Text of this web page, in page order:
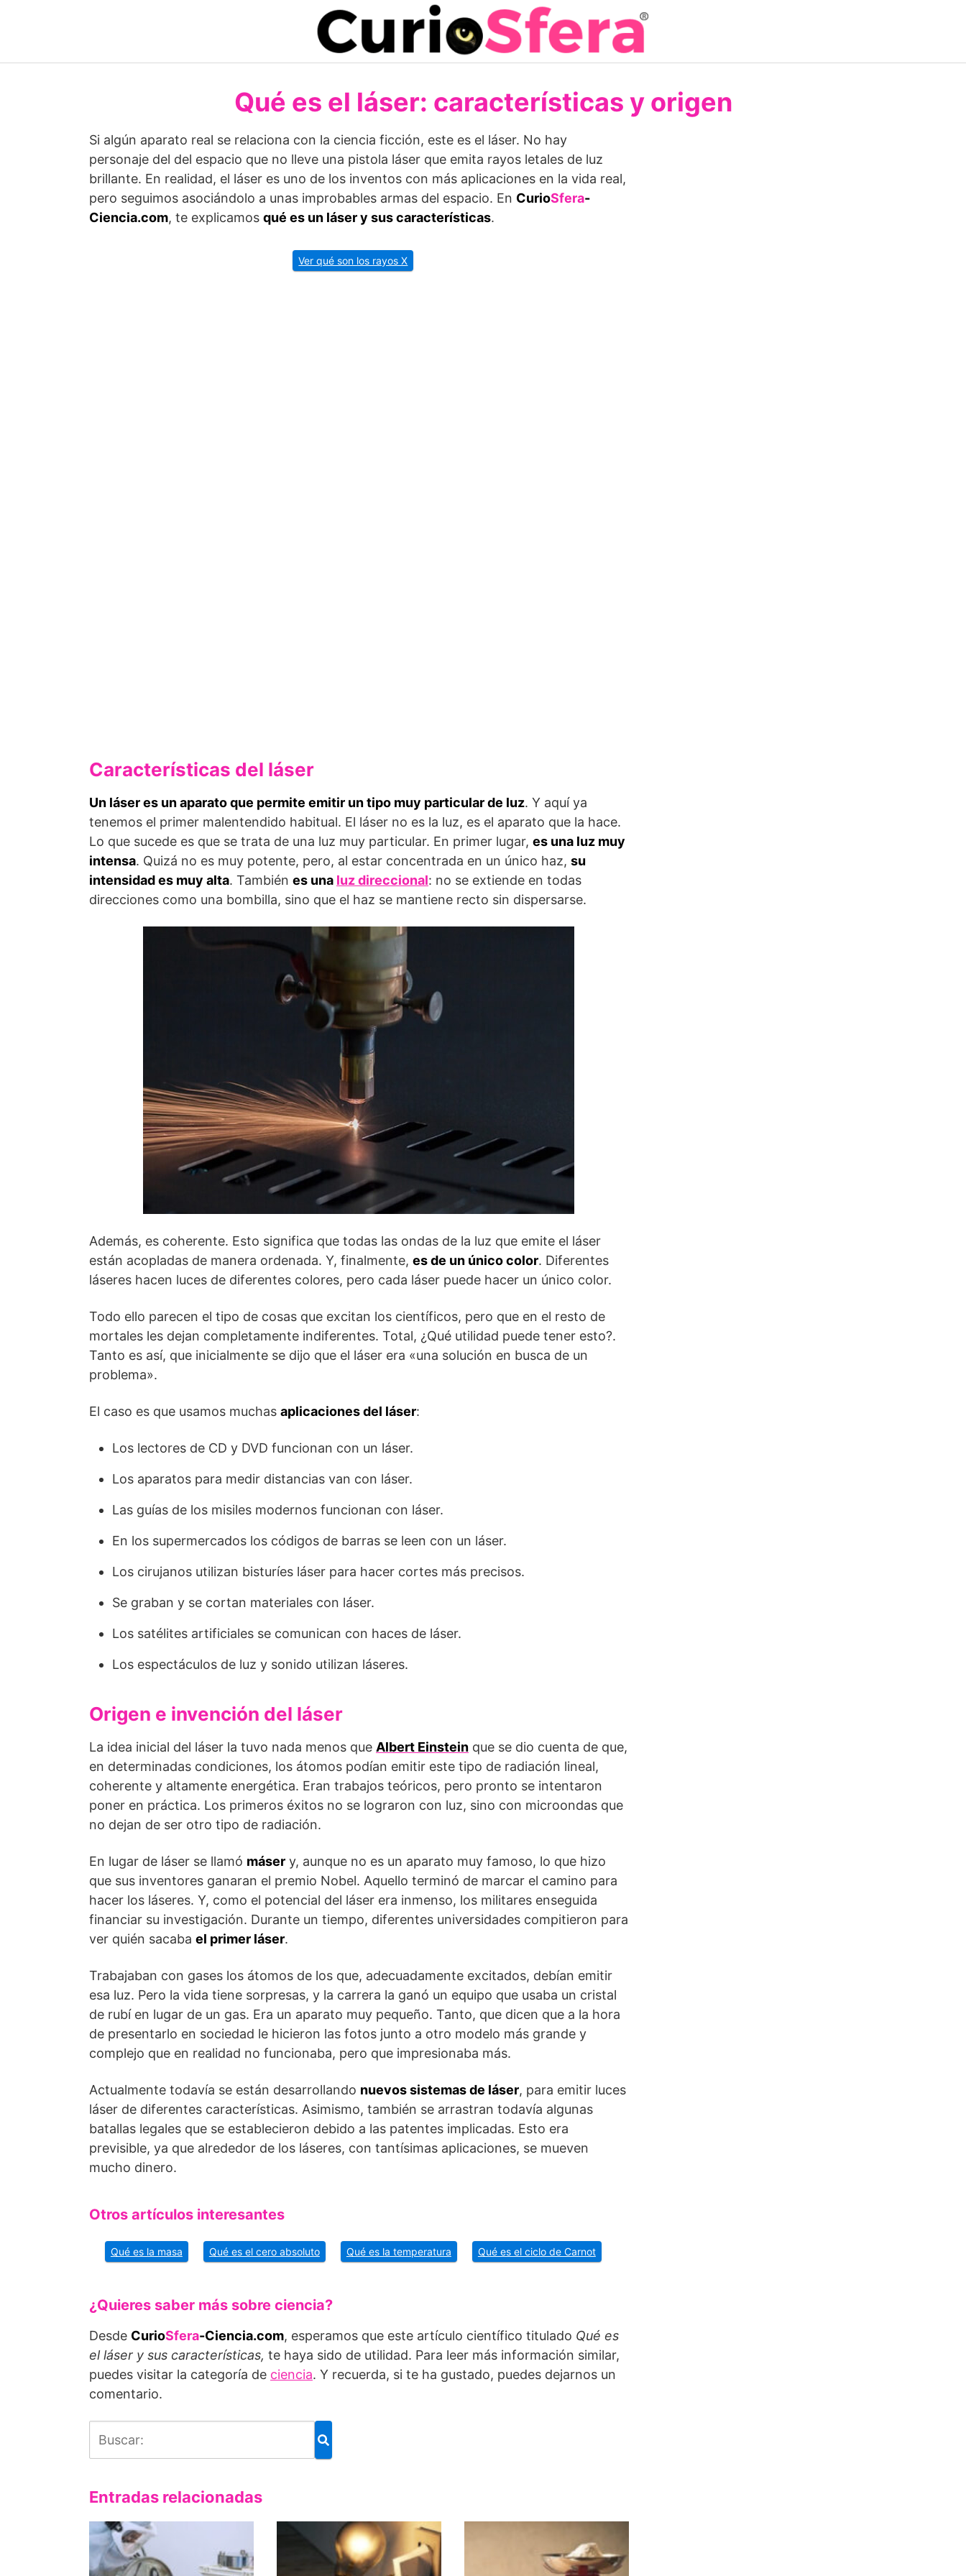
Qué es el láser: características y origen
Si algún aparato real se relaciona con la ciencia ficción, este es el láser. No hay
personaje del del espacio que no lleve una pistola láser que emita rayos letales de luz
brillante. En realidad, el láser es uno de los inventos con más aplicaciones en la vida real,
pero seguimos asociándolo a unas improbables armas del espacio. En CurioSfera-
Ciencia.com, te explicamos qué es un láser y sus características.
Ver qué son los rayos X
Características del láser
Un láser es un aparato que permite emitir un tipo muy particular de luz. Y aquí ya
tenemos el primer malentendido habitual. El láser no es la luz, es el aparato que la hace.
Lo que sucede es que se trata de una luz muy particular. En primer lugar, es una luz muy
intensa. Quizá no es muy potente, pero, al estar concentrada en un único haz, su
intensidad es muy alta. También es una luz direccional: no se extiende en todas
direcciones como una bombilla, sino que el haz se mantiene recto sin dispersarse.
Además, es coherente. Esto significa que todas las ondas de la luz que emite el láser
están acopladas de manera ordenada. Y, finalmente, es de un único color. Diferentes
láseres hacen luces de diferentes colores, pero cada láser puede hacer un único color.
Todo ello parecen el tipo de cosas que excitan los científicos, pero que en el resto de
mortales les dejan completamente indiferentes. Total, ¿Qué utilidad puede tener esto?.
Tanto es así, que inicialmente se dijo que el láser era «una solución en busca de un
problema».
El caso es que usamos muchas aplicaciones del láser:
Los lectores de CD y DVD funcionan con un láser.
Los aparatos para medir distancias van con láser.
Las guías de los misiles modernos funcionan con láser.
En los supermercados los códigos de barras se leen con un láser.
Los cirujanos utilizan bisturíes láser para hacer cortes más precisos.
Se graban y se cortan materiales con láser.
Los satélites artificiales se comunican con haces de láser.
Los espectáculos de luz y sonido utilizan láseres.
Origen e invención del láser
La idea inicial del láser la tuvo nada menos que Albert Einstein que se dio cuenta de que,
en determinadas condiciones, los átomos podían emitir este tipo de radiación lineal,
coherente y altamente energética. Eran trabajos teóricos, pero pronto se intentaron
poner en práctica. Los primeros éxitos no se lograron con luz, sino con microondas que
no dejan de ser otro tipo de radiación.
En lugar de láser se llamó máser y, aunque no es un aparato muy famoso, lo que hizo
que sus inventores ganaran el premio Nobel. Aquello terminó de marcar el camino para
hacer los láseres. Y, como el potencial del láser era inmenso, los militares enseguida
financiar su investigación. Durante un tiempo, diferentes universidades compitieron para
ver quién sacaba el primer láser.
Trabajaban con gases los átomos de los que, adecuadamente excitados, debían emitir
esa luz. Pero la vida tiene sorpresas, y la carrera la ganó un equipo que usaba un cristal
de rubí en lugar de un gas. Era un aparato muy pequeño. Tanto, que dicen que a la hora
de presentarlo en sociedad le hicieron las fotos junto a otro modelo más grande y
complejo que en realidad no funcionaba, pero que impresionaba más.
Actualmente todavía se están desarrollando nuevos sistemas de láser, para emitir luces
láser de diferentes características. Asimismo, también se arrastran todavía algunas
batallas legales que se establecieron debido a las patentes implicadas. Esto era
previsible, ya que alrededor de los láseres, con tantísimas aplicaciones, se mueven
mucho dinero.
Otros artículos interesantes
Qué es la masa Qué es el cero absoluto Qué es la temperatura Qué es el ciclo de Carnot
¿Quieres saber más sobre ciencia?
Desde CurioSfera-Ciencia.com, esperamos que este artículo científico titulado Qué es
el láser y sus características, te haya sido de utilidad. Para leer más información similar,
puedes visitar la categoría de ciencia. Y recuerda, si te ha gustado, puedes dejarnos un
comentario.
Entradas relacionadas